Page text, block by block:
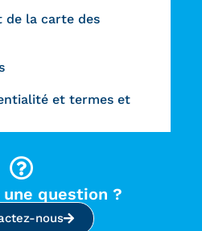
de la carte des
et termes et
une question ?
nous